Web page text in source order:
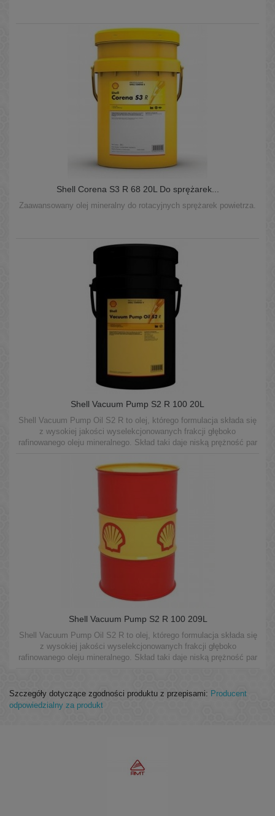
Shell Corena S3 R 68 20L Do sprężarek...
Zaawansowany olej mineralny do rotacyjnych sprężarek powietrza.
Shell Vacuum Pump S2 R 100 20L
Shell Vacuum Pump Oil S2 R to olej, którego formulacja składa się
z wysokiej jakości wyselekcjonowanych frakcji głęboko
rafinowanego oleju mineralnego. Skład taki daje niską prężność par
próżniowych.
Shell Vacuum Pump S2 R 100 209L
Shell Vacuum Pump Oil S2 R to olej, którego formulacja składa się
z wysokiej jakości wyselekcjonowanych frakcji głęboko
rafinowanego oleju mineralnego. Skład taki daje niską prężność par
Szczegóły dotyczące zgodności produktu z przepisami: Producent
odpowiedzialny za produkt